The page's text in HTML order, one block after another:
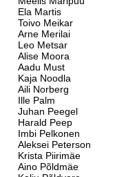
Ela Martis
Toivo Meikar
Arne Merilai
Leo Metsar
Alise Moora
Aadu Must
Kaja Noodla
Aili Norberg
Ille Palm
Juhan Peegel
Harald Peep
Imbi Pelkonen
Aleksei Peterson
Krista Piirimäe
Aino Põldmäe